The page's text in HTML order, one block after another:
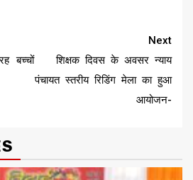
बच्चों
Next
शिक्षक दिवस के अवसर न्याय
पंचायत स्तरीय रिडिंग मेला का हुआ
आयोजन-